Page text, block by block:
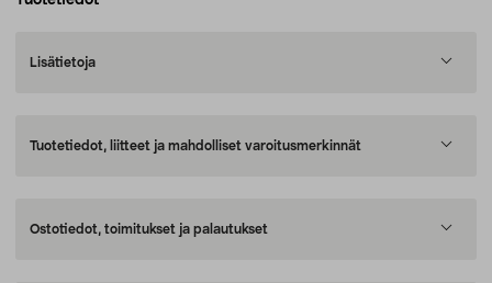
Lisätietoja
Tuotetiedot, liitteet ja mahdolliset varoitusmerkinnät
Ostotiedot, toimitukset ja palautukset